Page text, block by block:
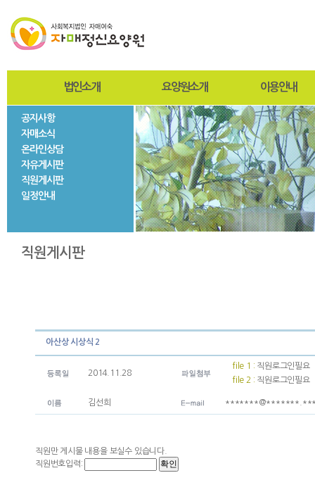
법인소개
사진자료
법인현황
요양원소개
인사말
설립목적 및 연혁
미션과비전
조직도
시설현황
층별안내
자매둘러보기
이용안내
입퇴원절차
찾아오시는길
사회재활서비스
공지사항
자매소식
온라인상담
자유게시판
직원게시판
일정안내
직원게시판
아산상 시상식 2
2014.11.28
file 1 : 직원로그인필요
file 2 : 직원로그인필요
김선희
직원만 게시물 내용을 보실수 있습니다.
직원번호입력: